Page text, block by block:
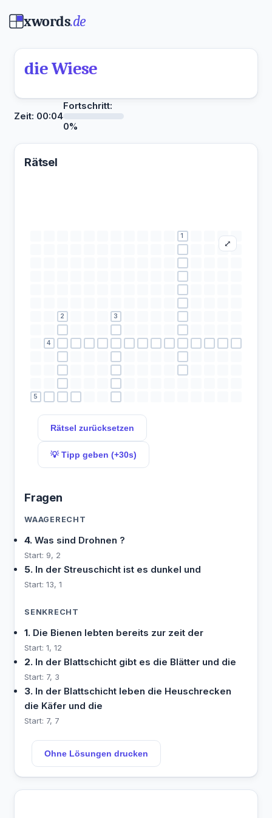
xwords.de
die Wiese
Zeit: 00:04
Fortschritt:
0%
Rätsel
⤢
1
2 3
4
5
Rätsel zurücksetzen
💡 Tipp geben (+30s)
Fragen
WAAGERECHT
4. Was sind Drohnen ?
Start: 9, 2
5. In der Streuschicht ist es dunkel und
Start: 13, 1
SENKRECHT
1. Die Bienen lebten bereits zur zeit der
Start: 1, 12
2. In der Blattschicht gibt es die Blätter und die
Start: 7, 3
3. In der Blattschicht leben die Heuschrecken
die Käfer und die
Start: 7, 7
Ohne Lösungen drucken